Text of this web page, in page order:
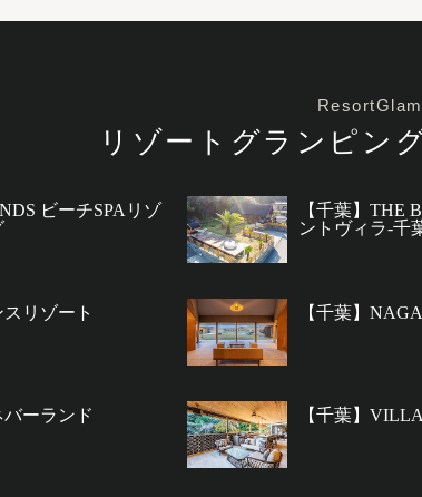
リゾートグランピン
ビーチSPAリゾ
【千葉】THE
ントヴィラ-千
スリゾート 【千葉】
バーランド 【千葉】